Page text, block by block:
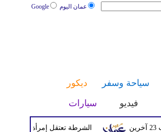
عمان اليوم Google
سياحة وسفر
ديكور
فيديو سيارات
الشرطة تعتقل إمرأة تم القبض